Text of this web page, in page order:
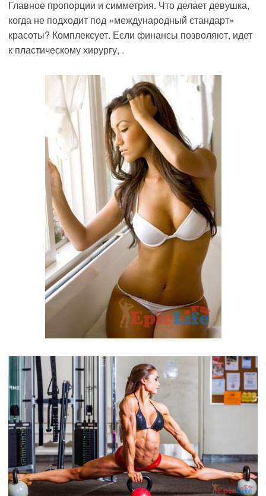
Главное пропорции и симметрия. Что делает девушка,
когда не подходит под «международный стандарт»
красоты? Комплексует. Если финансы позволяют, идет
к пластическому хирургу, .